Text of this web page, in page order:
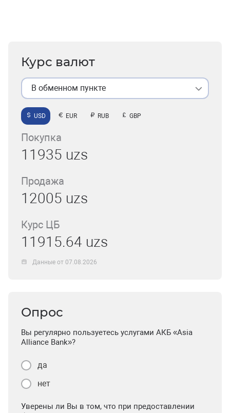
Курс валют
В обменном пункте
USD EUR RUB GBP
Покупка
11935 uzs
Продажа
12005 uzs
Курс ЦБ
11915.64 uzs
Данные от 07.08.2026
Опрос
Вы регулярно пользуетесь услугами АКБ «Asia
Alliance Bank»?
да
нет
Уверены ли Вы в том, что при предоставлении